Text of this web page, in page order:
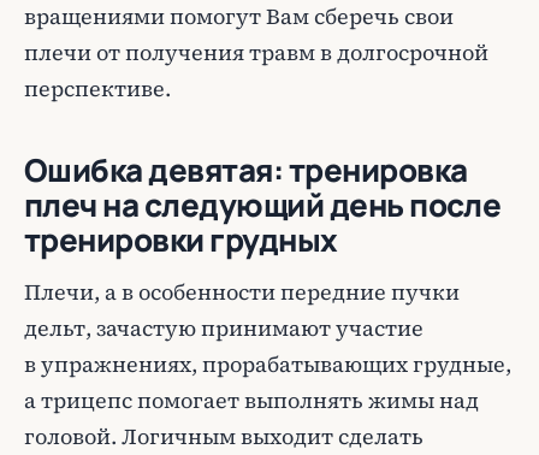
вращениями помогут Вам сберечь свои
плечи от получения травм в долгосрочной
перспективе.
Ошибка девятая: тренировка
плеч на следующий день после
тренировки грудных
Плечи, а в особенности передние пучки
дельт, зачастую принимают участие
в упражнениях, прорабатывающих грудные,
а трицепс помогает выполнять жимы над
головой. Логичным выходит сделать